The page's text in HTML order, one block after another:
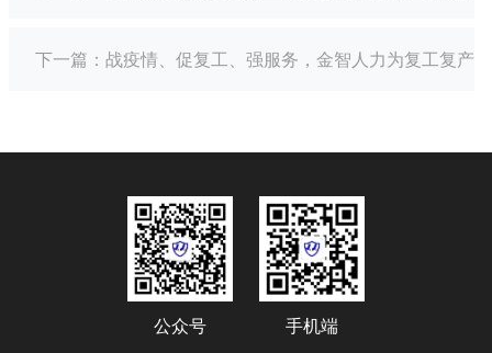
下一篇： 战疫情、促复工、强服务，金智人力为复工复产
公众号 手机端